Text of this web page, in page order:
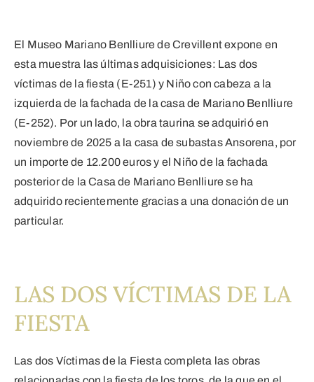
El Museo Mariano Benlliure de Crevillent expone en
esta muestra las últimas adquisiciones: Las dos
víctimas de la fiesta (E-251) y Niño con cabeza a la
izquierda de la fachada de la casa de Mariano Benlliure
(E-252). Por un lado, la obra taurina se adquirió en
noviembre de 2025 a la casa de subastas Ansorena, por
un importe de 12.200 euros y el Niño de la fachada
posterior de la Casa de Mariano Benlliure se ha
adquirido recientemente gracias a una donación de un
particular.
LAS DOS VÍCTIMAS DE LA
FIESTA
Las dos Víctimas de la Fiesta completa las obras